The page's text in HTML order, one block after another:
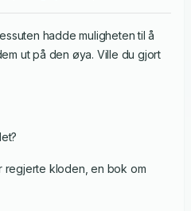
hadde muligheten til å
ut på den øya. Ville du gjort
regjerte kloden, en bok om